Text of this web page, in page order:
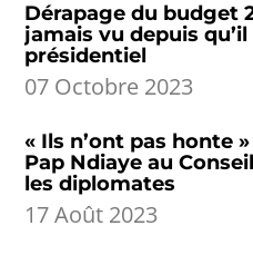
Dérapage du budget
jamais vu depuis
présidentiel
07 Octobre 2023
« Ils n’ont pas honte
Pap Ndiaye au
les diplomates
17 Août 2023